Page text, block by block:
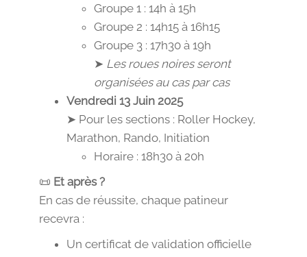
Groupe 1 : 14h à 15h
Groupe 2 : 14h15 à 16h15
Groupe 3 : 17h30 à 19h
➤ Les roues noires seront
organisées au cas par cas
Vendredi 13 Juin 2025
➤ Pour les sections : Roller Hockey,
Marathon, Rando, Initiation
Horaire : 18h30 à 20h
📜 Et après ?
En cas de réussite, chaque patineur
recevra :
Un certificat de validation officielle